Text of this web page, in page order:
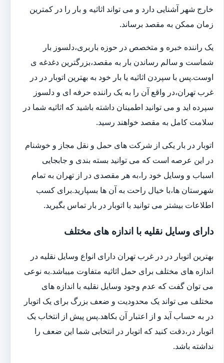
خارج شهر آشنایی دارد و می تواند اثاثیه و بار را در کمترین
زمان ممکن به مقصد برساند.
یک راننده خبره و متخصص در حوزه باربری،دلسوز بار
شماست و سالم رساندن بار به مقصد،بزرگترین دغدغه ی
اوست.پس با سپردن اثاثیه یا بار خود به بهترین اتوبار در در
غرب تهران،در واقع آن را به یک راننده حرفه ای و دلسوز
سپرده اید و می توانید اطمینان داشته باشید که اثاثیه شما در
سلامت کامل به مقصد خواهند رسید.
اتوبار در بار یکی از شرکت های حمل و نقل مجاز و خوشنام
در این عرصه است که می توانید بسته بندی و جابجایی
اسباب و وسایل خود را،به هر مقصدی در از تهران به تمام
شهرستان ها،با خیال راحت به آن ها بسپارید.برای کسب
اطلاعات بیشتر می توانید با اتوبار در بار تماس بگیرید.
دارای وسایل نقلیه با اندازه های مختلف
بهترین اتوبار در در غرب تهران دارای انواع وسایل نقلیه در
اندازه های مختلف برای حمل اثاثیه متفاوت می‎باشد.به نوعی
می توان گفت که عدم وجود وسایل نقلیه با اندازه های
مختلف می تواند یک محدودیت و ضعف بزرگ برای یک اتوبار
در به حساب آید و از اعتبار آن بکاهد.پس پیش از انتخاب یک
اتوبار در،دقت کنید که اتوبار در انتخابی شما این ضعف را
نداشته باشد.